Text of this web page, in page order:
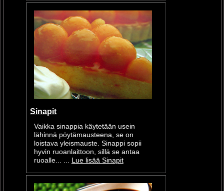
Sinapit
Vaikka sinappia käytetään usein
lähinnä pöytämausteena, se on
loistava yleismauste. Sinappi sopii
hyvin ruoanlaittoon, sillä se antaa
ruoalle... ...
Lue lisää Sinapit